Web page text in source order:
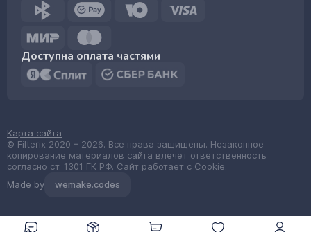
Доступна оплата частями
© Filterix 2020 – 2026. Все права защищены. Незаконное
копирование материалов сайта влечет ответственность
согласно ст. 1301 ГК РФ. Сайт работает с Cookie.
Карта сайта
Made by wemake.codes